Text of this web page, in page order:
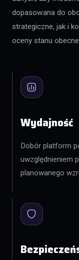
dopasowana do
strategiczne, jak i
oceny stanu
Wydajność
Dobór platform
uwzględnieniem
planowanego